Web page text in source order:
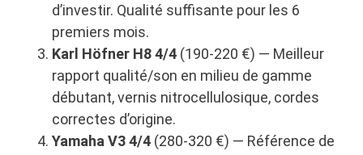
d’investir. Qualité suffisante pour les 6
premiers mois.
Karl Höfner H8 4/4 (190-220 €) — Meilleur
rapport qualité/son en milieu de gamme
débutant, vernis nitrocellulosique, cordes
correctes d’origine.
Yamaha V3 4/4 (280-320 €) — Référence de